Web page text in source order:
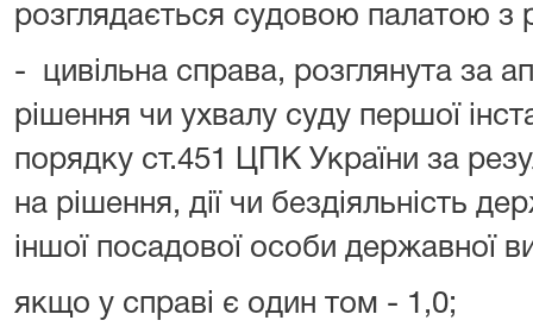
розглядається судовою палатою з
- цивільна справа, розглянута за
рішення чи ухвалу суду першої
порядку ст.451 ЦПК України за
на рішення, дії чи бездіяльність
іншої посадової особи державної
якщо у справі є один том - 1,0;